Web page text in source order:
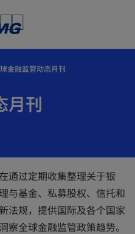
金融监管动态月刊
月刊
通过定期收集整理关于银
与基金、私募股权、信托和
法规，提供国际及各个国家
察全球金融监管政策趋势。